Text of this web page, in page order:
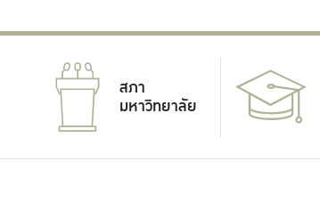
สภา
มหาวิทยาลัย